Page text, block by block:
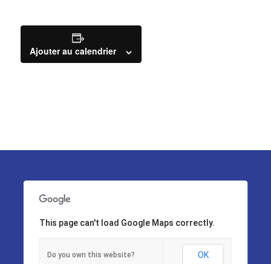
Ajouter au calendrier
This page can't load Google Maps correctly.
Do you own this website? OK